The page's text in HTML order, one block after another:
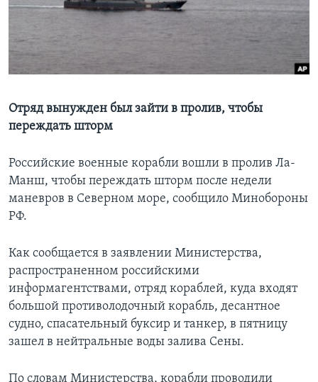
СОЦИАЛЬНЫЕ СЕТИ
Языки
Отряд вынужден был зайти в пролив, чтобы
переждать шторм
Российские военные корабли вошли в пролив Ла-
Манш, чтобы переждать шторм после недели
маневров в Северном море, сообщило Минобороны
РФ.
Как сообщается в заявлении Министерства,
распространенном российскими
информагентствами, отряд кораблей, куда входят
большой противолодочный корабль, десантное
судно, спасательный буксир и танкер, в пятницу
зашел в нейтральные воды залива Сены.
По словам Министерства, корабли проводили